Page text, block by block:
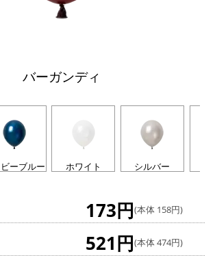
バーガンディ
ーブルー ホワイト シルバー
173円(本体 158円)
521円(本体 474円)